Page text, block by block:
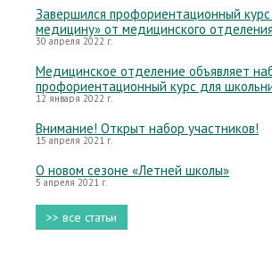
Завершился профориентационный курс
медицину» от медицинского отделения
30 апреля 2022 г.
Медицинское отделение объявляет
профориентационный курс для
12 января 2022 г.
Внимание! Открыт набор участников!
15 апреля 2021 г.
О новом сезоне «Летней школы»
5 апреля 2021 г.
>> все статьи